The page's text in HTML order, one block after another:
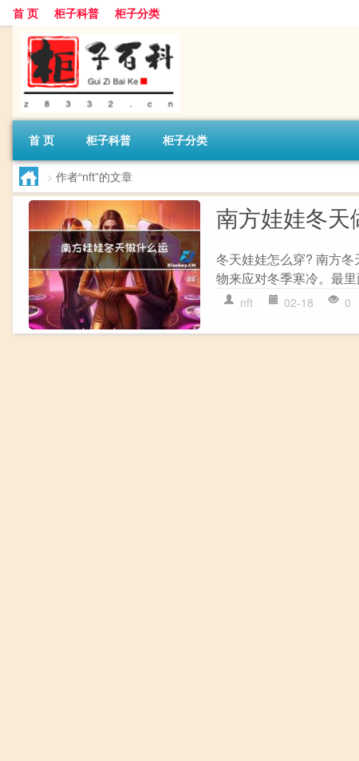
首 页 柜子科普 柜子分类
首 页 柜子科普 柜子分类
> 作者“nft”的文章
南方娃娃冬天
冬天娃娃怎么穿? 南方
物来应对冬季寒冷。最
nft 02-18 0